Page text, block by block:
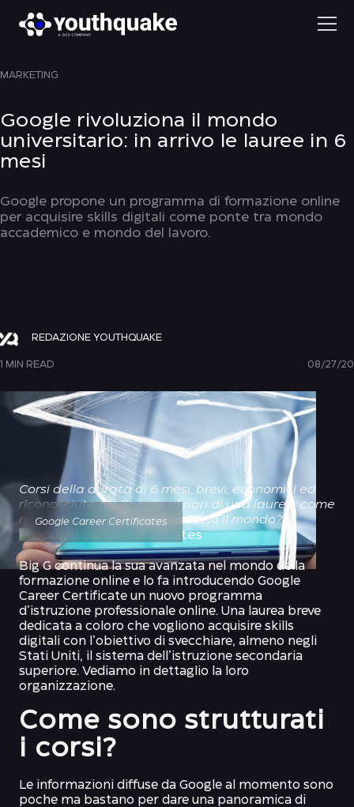
MARKETING
Google rivoluziona il mondo
universitario: in arrivo le lauree in 6
mesi
REDAZIONE YOUTHQUAKE
Google propone un programma di formazione online
per acquisire skills digitali come ponte tra mondo
accademico e mondo del lavoro.
1 MIN READ 08/27/20
Corsi della durata di 6 mesi, brevi, economici ed
riconosciute da Google al pari di una laurea: come
reagiranno le università di tutto il mondo?
Google Career Certificates
Big G continua la sua avanzata nel mondo della
formazione online e lo fa introducendo Google
Career Certificate un nuovo programma
d’istruzione professionale online. Una laurea breve
dedicata a coloro che vogliono acquisire skills
digitali con l’obiettivo di svecchiare, almeno negli
Stati Uniti, il sistema dell’istruzione secondaria
superiore. Vediamo in dettaglio la loro
organizzazione.
Come sono strutturati
i corsi?
Le informazioni diffuse da Google al momento sono
poche ma bastano per dare una panoramica di